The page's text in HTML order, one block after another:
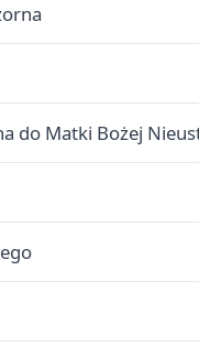
do Matki Bożej